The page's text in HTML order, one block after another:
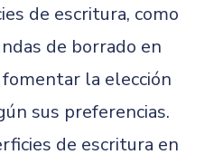
de escritura, como
de borrado en
fomentar la elección
sus preferencias.
de escritura en